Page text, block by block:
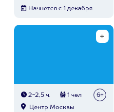
Начнется с 1 декабря
2-2,5 ч. 1 чел 6+
Центр Москвы